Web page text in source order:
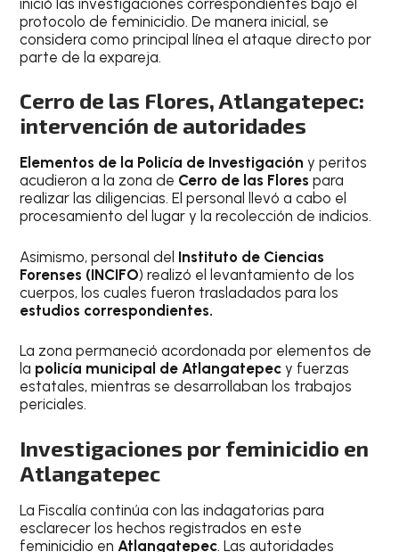
protocolo de feminicidio. De manera inicial, se
considera como principal línea el ataque directo por
parte de la expareja.
Cerro de las Flores, Atlangatepec:
intervención de autoridades
Elementos de la Policía de Investigación y peritos
acudieron a la zona de Cerro de las Flores para
realizar las diligencias. El personal llevó a cabo el
procesamiento del lugar y la recolección de indicios.
Asimismo, personal del Instituto de Ciencias
Forenses (INCIFO) realizó el levantamiento de los
cuerpos, los cuales fueron trasladados para los
estudios correspondientes.
La zona permaneció acordonada por elementos de
la policía municipal de Atlangatepec y fuerzas
estatales, mientras se desarrollaban los trabajos
periciales.
Investigaciones por feminicidio en
Atlangatepec
La Fiscalía continúa con las indagatorias para
esclarecer los hechos registrados en este
feminicidio en Atlangatepec. Las autoridades